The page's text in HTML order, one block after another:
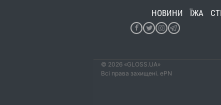
НОВИНИ ЇЖА
© 2026 «GLOSS.UA»
Всі права захищені. ePN